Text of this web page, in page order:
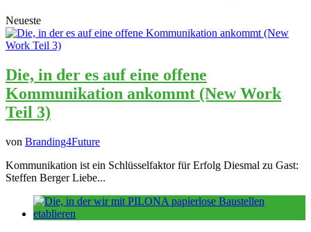
Neueste
Die, in der es auf eine offene
Kommunikation ankommt (New Work
Teil 3)
von Branding4Future
Kommunikation ist ein Schlüsselfaktor für Erfolg Diesmal zu Gast:
Steffen Berger Liebe...